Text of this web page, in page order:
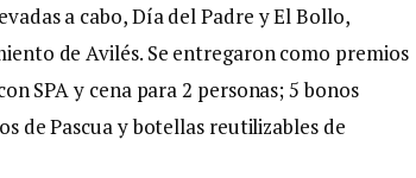
a cabo, Día del Padre y El Bollo,
de Avilés. Se entregaron como premios
SPA y cena para 2 personas; 5 bonos
de Pascua y botellas reutilizables de